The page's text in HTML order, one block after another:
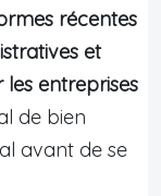
récentes
et
entreprises
de bien
avant de se